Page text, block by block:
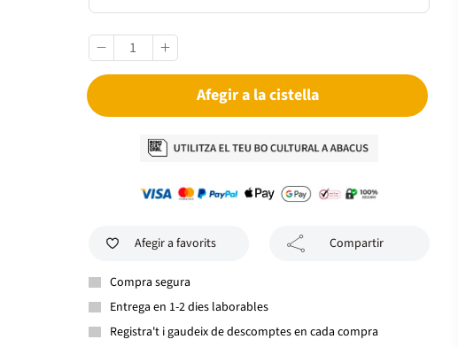
Afegir a la cistella
Afegir a favorits Compartir
Compra segura
Entrega en 1-2 dies laborables
Registra't i gaudeix de descomptes en cada compra